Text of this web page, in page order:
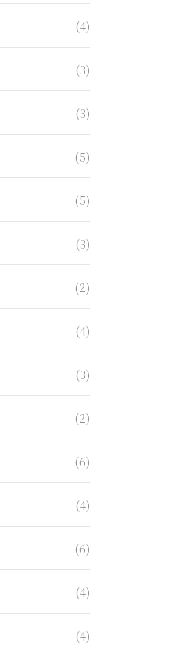
(4)
(3)
(3)
(5)
(5)
(3)
(2)
(4)
(3)
(2)
(6)
(4)
(6)
(4)
(4)